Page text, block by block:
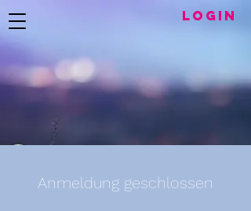
LogIN
Anmeldung geschlossen